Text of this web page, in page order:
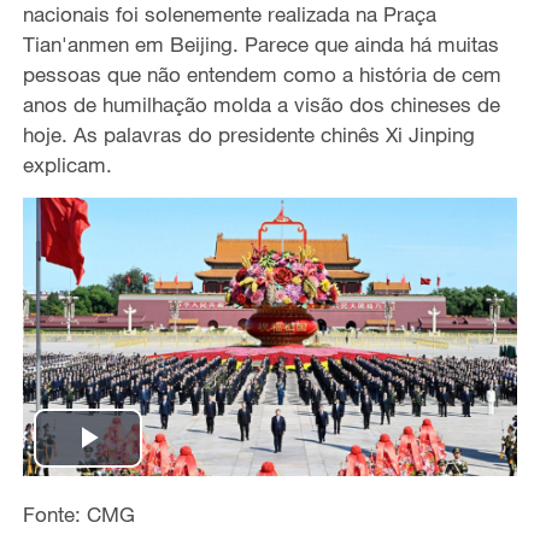
nacionais foi solenemente realizada na Praça
Tian'anmen em Beijing. Parece que ainda há muitas
pessoas que não entendem como a história de cem
anos de humilhação molda a visão dos chineses de
hoje. As palavras do presidente chinês Xi Jinping
explicam.
P
l
Fonte: CMG